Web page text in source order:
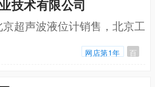
技术有限公司
超声波液位计销售，北京工
网店第1年 百